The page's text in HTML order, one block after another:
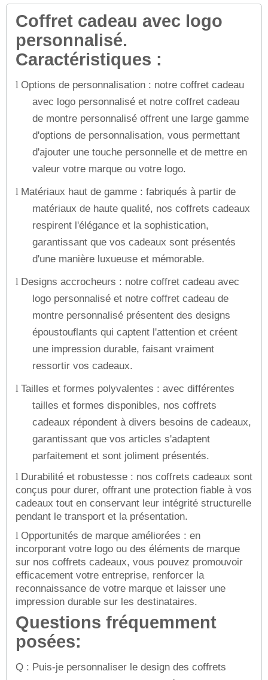
Coffret cadeau avec logo
personnalisé.
Caractéristiques :
l Options de personnalisation : notre coffret cadeau
avec logo personnalisé et notre coffret cadeau
de montre personnalisé offrent une large gamme
d'options de personnalisation, vous permettant
d'ajouter une touche personnelle et de mettre en
valeur votre marque ou votre logo.
l Matériaux haut de gamme : fabriqués à partir de
matériaux de haute qualité, nos coffrets cadeaux
respirent l'élégance et la sophistication,
garantissant que vos cadeaux sont présentés
d'une manière luxueuse et mémorable.
l Designs accrocheurs : notre coffret cadeau avec
logo personnalisé et notre coffret cadeau de
montre personnalisé présentent des designs
époustouflants qui captent l'attention et créent
une impression durable, faisant vraiment
ressortir vos cadeaux.
l Tailles et formes polyvalentes : avec différentes
tailles et formes disponibles, nos coffrets
cadeaux répondent à divers besoins de cadeaux,
garantissant que vos articles s'adaptent
parfaitement et sont joliment présentés.
l Durabilité et robustesse : nos coffrets cadeaux sont
conçus pour durer, offrant une protection fiable à vos
cadeaux tout en conservant leur intégrité structurelle
pendant le transport et la présentation.
l Opportunités de marque améliorées : en
incorporant votre logo ou des éléments de marque
sur nos coffrets cadeaux, vous pouvez promouvoir
efficacement votre entreprise, renforcer la
reconnaissance de votre marque et laisser une
impression durable sur les destinataires.
Questions fréquemment
posées:
Q : Puis-je personnaliser le design des coffrets